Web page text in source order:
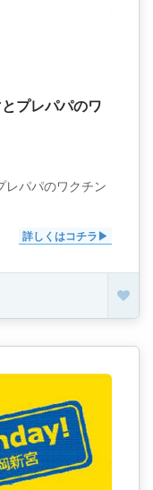
プレパパのワ
レパパのワクチン
詳しくはコチラ